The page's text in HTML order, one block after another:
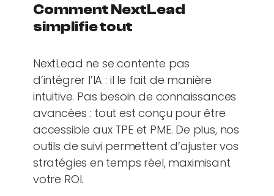
Comment NextLead
simplifie tout
NextLead ne se contente pas
d’intégrer l’IA : il le fait de manière
intuitive. Pas besoin de connaissances
avancées : tout est conçu pour être
accessible aux TPE et PME. De plus, nos
outils de suivi permettent d’ajuster vos
stratégies en temps réel, maximisant
votre ROI.